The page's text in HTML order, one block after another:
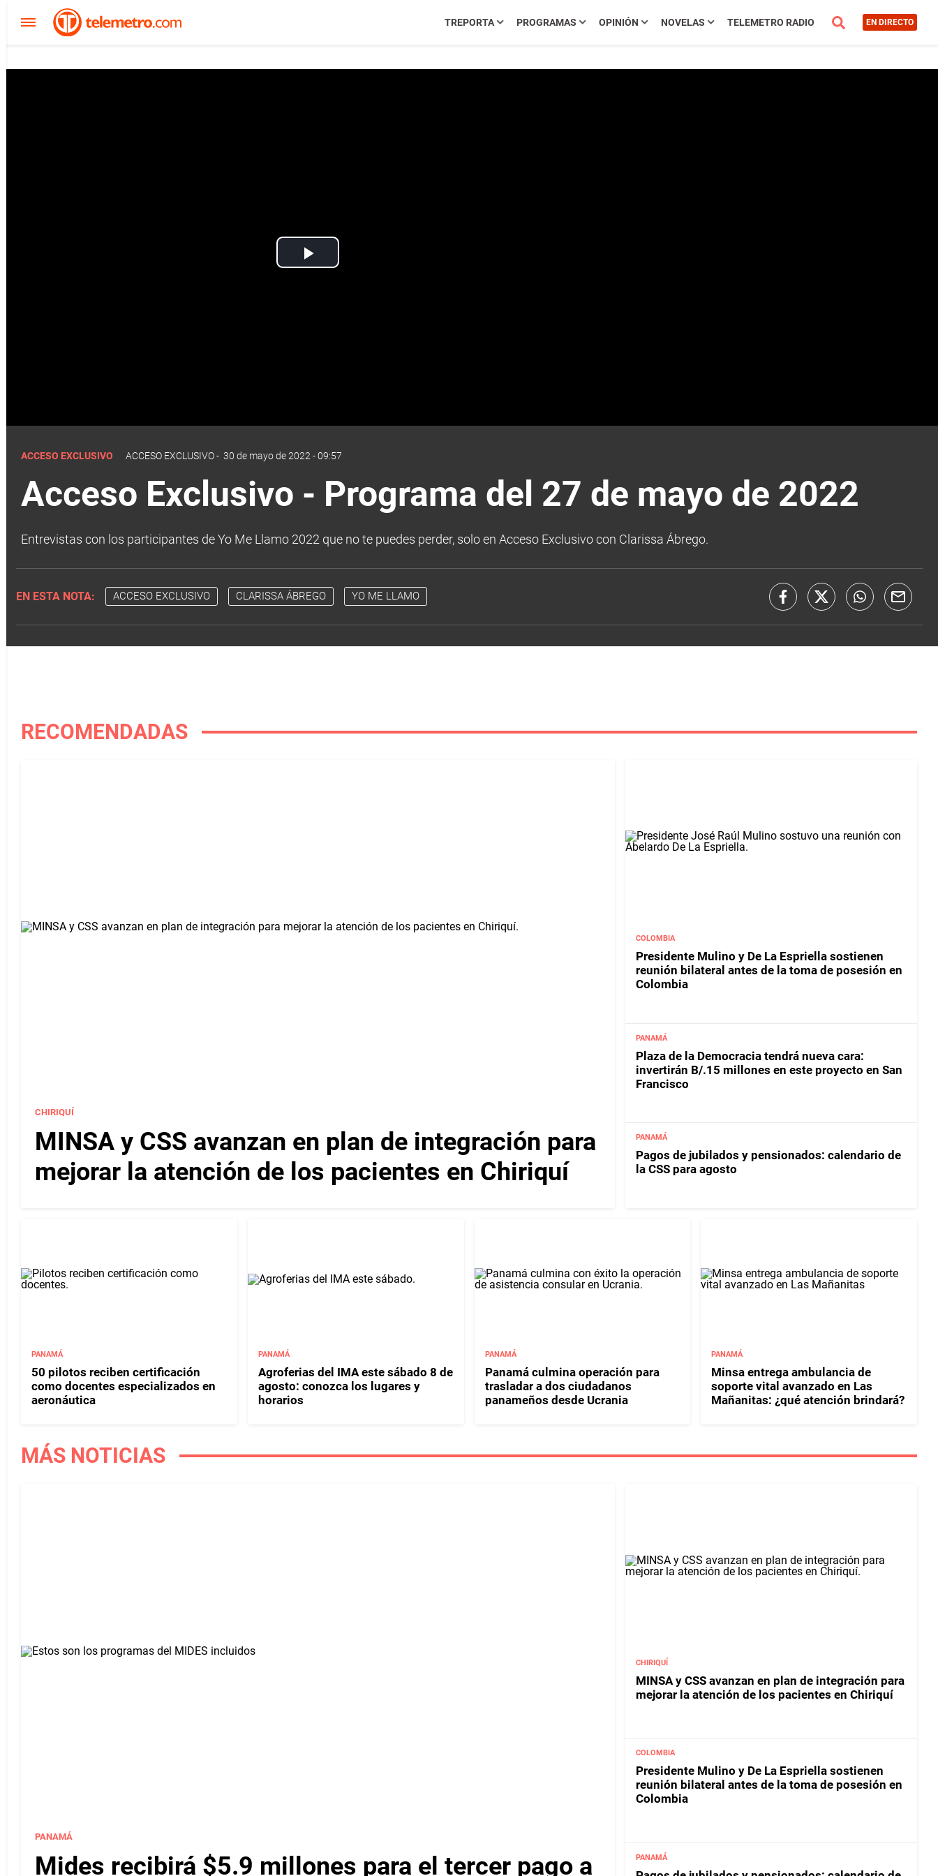
TREPORTA PROGRAMAS OPINIÓN NOVELAS TELEMETRO RADIO EN DIRECTO
Play
ACCESO EXCLUSIVO ACCESO EXCLUSIVO- 30 de mayo de 2022 - 09:57
Acceso Exclusivo - Programa del 27 de mayo de 2022
Entrevistas con los participantes de Yo Me Llamo 2022 que no te puedes perder, solo en Acceso Exclusivo con Clarissa Ábrego.
EN ESTA NOTA: ACCESO EXCLUSIVO CLARISSA ÁBREGO YO ME LLAMO
RECOMENDADAS
CHIRIQUÍ
MINSA y CSS avanzan en plan de integración para
mejorar la atención de los pacientes en Chiriquí
COLOMBIA
Presidente Mulino y De La Espriella sostienen
reunión bilateral antes de la toma de posesión en
Colombia
PANAMÁ
Plaza de la Democracia tendrá nueva cara:
invertirán B/.15 millones en este proyecto en San
Francisco
PANAMÁ
Pagos de jubilados y pensionados: calendario de
la CSS para agosto
PANAMÁ
50 pilotos reciben certificación
como docentes especializados en
aeronáutica
PANAMÁ
Agroferias del IMA este sábado 8 de
agosto: conozca los lugares y
horarios
PANAMÁ
Panamá culmina operación para
trasladar a dos ciudadanos
panameños desde Ucrania
PANAMÁ
Minsa entrega ambulancia de
soporte vital avanzado en Las
Mañanitas: ¿qué atención brindará?
MÁS NOTICIAS
PANAMÁ
Mides recibirá $5.9 millones para el tercer pago a
CHIRIQUÍ
MINSA y CSS avanzan en plan de integración para
mejorar la atención de los pacientes en Chiriquí
COLOMBIA
Presidente Mulino y De La Espriella sostienen
reunión bilateral antes de la toma de posesión en
Colombia
PANAMÁ